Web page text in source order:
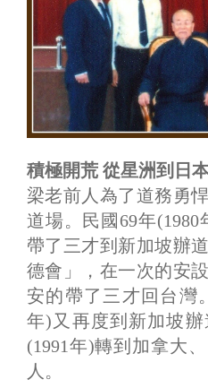
積極開荒 從星洲到日
梁老前人為了道務勇
道場。民國69年
帶了三才到新加坡辦
德會」，在一次的安
安的帶了三才回台灣
年)又再度到新加坡
(1991年)轉到加拿大
人。